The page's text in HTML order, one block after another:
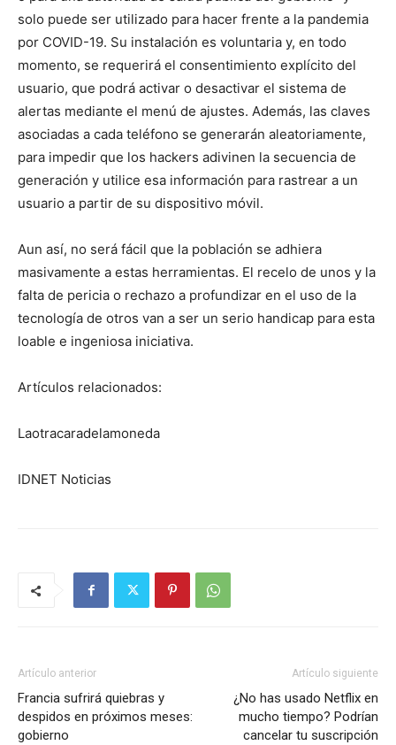
solo puede ser utilizado para hacer frente a la pandemia
por COVID-19. Su instalación es voluntaria y, en todo
momento, se requerirá el consentimiento explícito del
usuario, que podrá activar o desactivar el sistema de
alertas mediante el menú de ajustes. Además, las claves
asociadas a cada teléfono se generarán aleatoriamente,
para impedir que los hackers adivinen la secuencia de
generación y utilice esa información para rastrear a un
usuario a partir de su dispositivo móvil.
Aun así, no será fácil que la población se adhiera
masivamente a estas herramientas. El recelo de unos y la
falta de pericia o rechazo a profundizar en el uso de la
tecnología de otros van a ser un serio handicap para esta
loable e ingeniosa iniciativa.
Artículos relacionados:
Laotracaradelamoneda
IDNET Noticias
Artículo anterior
Francia sufrirá quiebras y
despidos en próximos meses:
gobierno
Artículo siguiente
¿No has usado Netflix en
mucho tiempo? Podrían
cancelar tu suscripción